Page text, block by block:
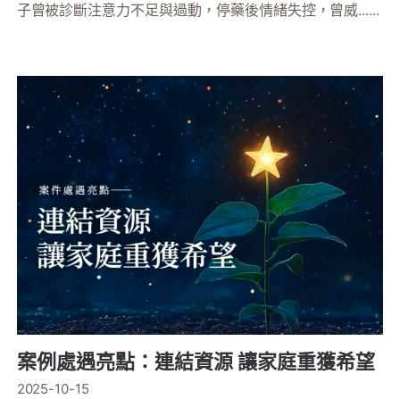
子曾被診斷注意力不足與過動，停藥後情緒失控，曾威......
案例處遇亮點：連結資源 讓家庭重獲希望
2025-10-15